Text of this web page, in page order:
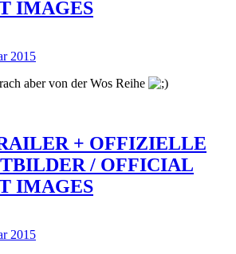
IMAGES
2015
aber von der Wos Reihe
+ OFFIZIELLE
/ OFFICIAL
IMAGES
2015